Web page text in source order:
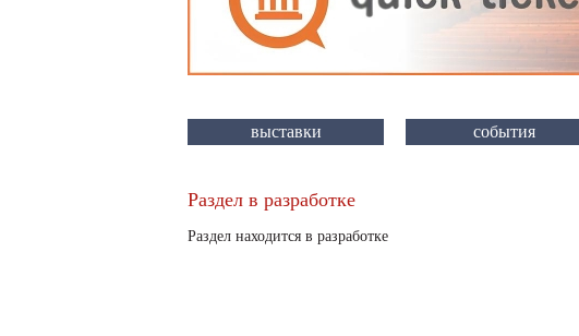
выставки события
Раздел в разработке
Раздел находится в разработке